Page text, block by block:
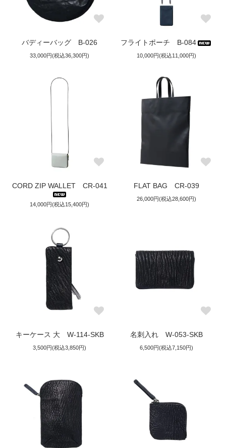
バディーバッグ B-026
33,000円(税込36,300円)
フライトポーチ B-084
10,000円(税込11,000円)
CORD ZIP WALLET CR-041
14,000円(税込15,400円)
FLAT BAG CR-039
26,000円(税込28,600円)
キーケース 大 W-114-SKB
3,500円(税込3,850円)
名刺入れ W-053-SKB
6,500円(税込7,150円)